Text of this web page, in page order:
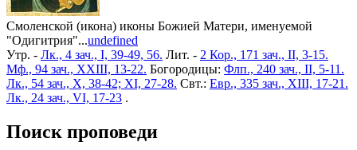
Смоленской (икона) иконы Божией Матери, именуемой
"Одигитрия"...undefined
Утр. - Лк., 4 зач., I, 39-49, 56. Лит. - 2 Кор., 171 зач., II, 3-15.
Мф., 94 зач., XXIII, 13-22. Богородицы: Флп., 240 зач., II, 5-11.
Лк., 54 зач., X, 38-42; XI, 27-28. Свт.: Евр., 335 зач., XIII, 17-21.
Лк., 24 зач., VI, 17-23 .
Поиск проповеди